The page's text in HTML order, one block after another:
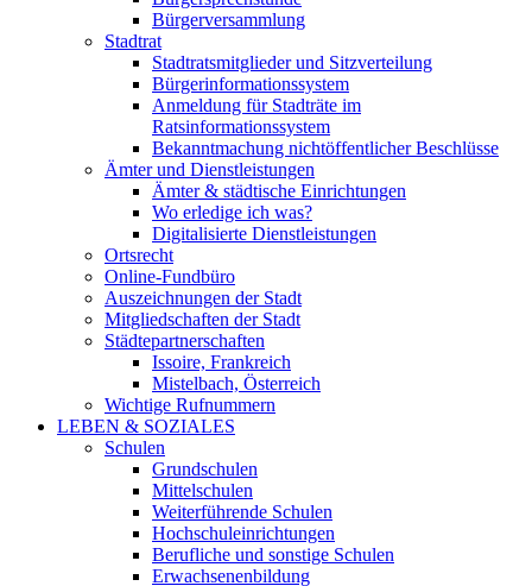
Bürgerversammlung
Stadtrat
Stadtratsmitglieder und Sitzverteilung
Bürgerinformationssystem
Anmeldung für Stadträte im
Ratsinformationssystem
Bekanntmachung nichtöffentlicher Beschlüsse
Ämter und Dienstleistungen
Ämter & städtische Einrichtungen
Wo erledige ich was?
Digitalisierte Dienstleistungen
Ortsrecht
Online-Fundbüro
Auszeichnungen der Stadt
Mitgliedschaften der Stadt
Städtepartnerschaften
Issoire, Frankreich
Mistelbach, Österreich
Wichtige Rufnummern
LEBEN & SOZIALES
Schulen
Grundschulen
Mittelschulen
Weiterführende Schulen
Hochschuleinrichtungen
Berufliche und sonstige Schulen
Erwachsenenbildung